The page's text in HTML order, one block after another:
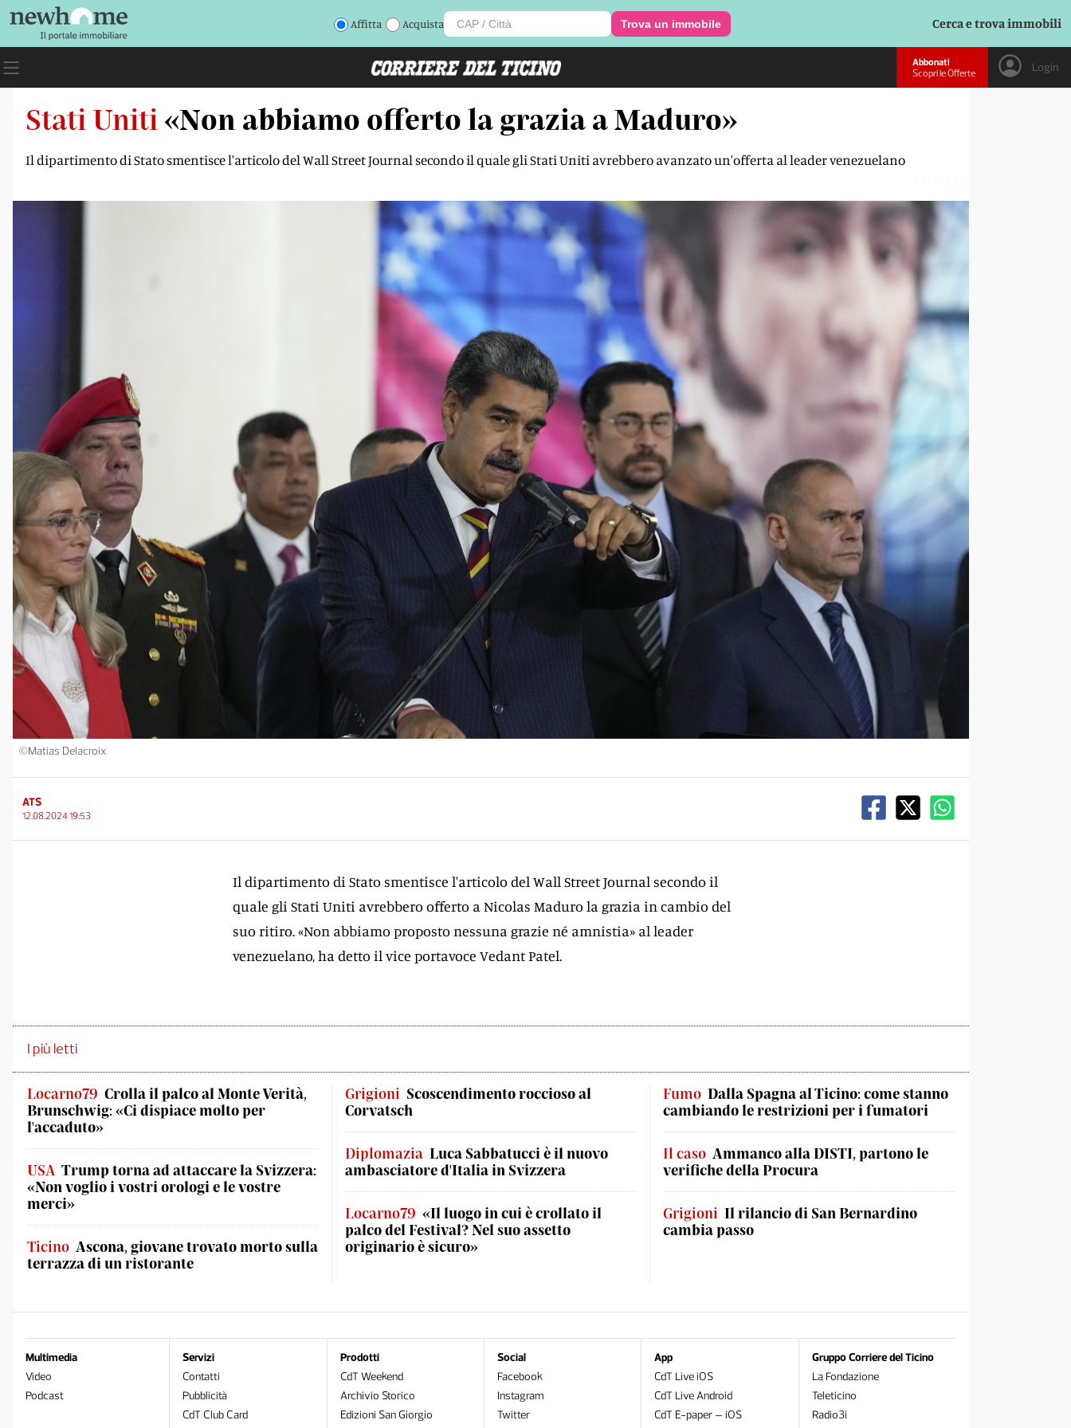
Affitta Acquista Trova un immobile Cerca e trova immobili
Abbonati
Scopri le Offerte
Login
Stati Uniti «Non abbiamo offerto la grazia a Maduro»
Il dipartimento di Stato smentisce l'articolo del Wall Street Journal secondo il quale gli Stati Uniti avrebbero avanzato un'offerta al leader venezuelano
©Matias Delacroix
ATS
12.08.2024 19:53
Il dipartimento di Stato smentisce l'articolo del Wall Street Journal secondo il
quale gli Stati Uniti avrebbero offerto a Nicolas Maduro la grazia in cambio del
suo ritiro. «Non abbiamo proposto nessuna grazie né amnistia» al leader
venezuelano, ha detto il vice portavoce Vedant Patel.
I più letti
Locarno79 Crolla il palco al Monte Verità,
Brunschwig: «Ci dispiace molto per
l'accaduto»
USA Trump torna ad attaccare la Svizzera:
«Non voglio i vostri orologi e le vostre
merci»
Ticino Ascona, giovane trovato morto sulla
terrazza di un ristorante
Grigioni Scoscendimento roccioso al
Corvatsch
Diplomazia Luca Sabbatucci è il nuovo
ambasciatore d'Italia in Svizzera
Locarno79 «Il luogo in cui è crollato il
palco del Festival? Nel suo assetto
originario è sicuro»
Fumo Dalla Spagna al Ticino: come stanno
cambiando le restrizioni per i fumatori
Il caso Ammanco alla DISTI, partono le
verifiche della Procura
Grigioni Il rilancio di San Bernardino
cambia passo
Multimedia
Video
Podcast
Servizi
Contatti
Pubblicità
CdT Club Card
Prodotti
CdT Weekend
Archivio Storico
Edizioni San Giorgio
Social
Facebook
Instagram
Twitter
App
CdT Live iOS
CdT Live Android
CdT E-paper – iOS
Gruppo Corriere del Ticino
La Fondazione
Teleticino
Radio3i